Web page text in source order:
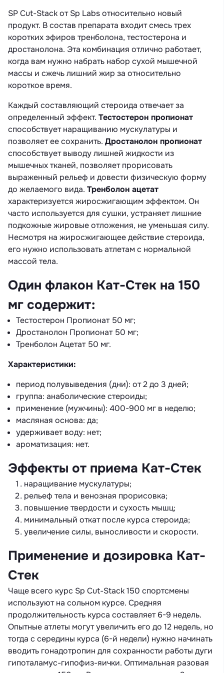
SP Cut-Stack от Sp Labs относительно новый
продукт. В состав препарата входит смесь трех
коротких эфиров тренболона, тестостерона и
дростанолона. Эта комбинация отлично работает,
когда вам нужно набрать набор сухой мышечной
массы и сжечь лишний жир за относительно
короткое время.
Каждый составляющий стероида отвечает за
определенный эффект. Тестостерон пропионат
способствует наращиванию мускулатуры и
позволяет ее сохранить. Дростанолон пропионат
способствует выводу лишней жидкости из
мышечных тканей, позволяет прорисовать
выраженный рельеф и довести физическую форму
до желаемого вида. Тренболон ацетат
характеризуется жиросжигающим эффектом. Он
часто используется для сушки, устраняет лишние
подкожные жировые отложения, не уменьшая силу.
Несмотря на жиросжигающее действие стероида,
его нужно использовать атлетам с нормальной
массой тела.
Один флакон Кат-Стек на 150
мг содержит:
Тестостерон Пропионат 50 мг;
Дростанолон Пропионат 50 мг;
Тренболон Ацетат 50 мг.
Характеристики:
период полувыведения (дни): от 2 до 3 дней;
группа: анаболические стероиды;
применение (мужчины): 400-900 мг в неделю;
масляная основа: да;
удерживает воду: нет;
ароматизация: нет.
Эффекты от приема Кат-Стек
наращивание мускулатуры;
рельеф тела и венозная прорисовка;
повышение твердости и сухость мышц;
минимальный откат после курса стероида;
увеличение силы, выносливости и скорости.
Применение и дозировка Кат-
Стек
Чаще всего курс Sp Cut-Stack 150 спортсмены
используют на сольном курсе. Средняя
продолжительность курса составляет 6-9 недель.
Опытные атлеты могут увеличить его до 12 недель, но
тогда с середины курса (6-й недели) нужно начинать
вводить гонадотропин для сохранности работы дуги
гипоталамус-гипофиз-яички. Оптимальная разовая